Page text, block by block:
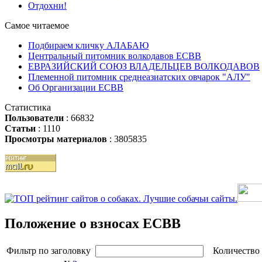
Отдохни!
Самое читаемое
Подбираем кличку АЛАБАЮ
Центральный питомник волкодавов ЕСВВ
ЕВРАЗИЙСКИЙ СОЮЗ ВЛАДЕЛЬЦЕВ ВОЛКОДАВОВ
Племенной питомник среднеазиатских овчарок "АЛУ"
Об Организации ЕСВВ
Статистика
Пользователи : 66832
Статьи : 1110
Просмотры материалов : 3805835
Положение о взносах ЕСВВ
Фильтр по заголовку
Количество